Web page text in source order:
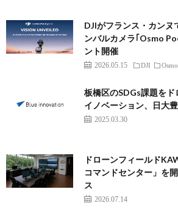
DJIがフランス・カンヌ
ンバルカメラ｢Osmo
ント開催
2026.05.15 DJI
板橋区のSDGs課題を
イノベーション、日大
2025.03.30
ドローンフィールド
コマンドセンター」を
ス
2026.07.14